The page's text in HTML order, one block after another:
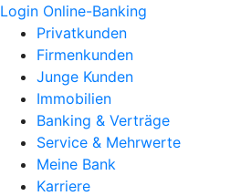
Login Online-Banking
Privatkunden
Firmenkunden
Junge Kunden
Immobilien
Banking & Verträge
Service & Mehrwerte
Meine Bank
Karriere